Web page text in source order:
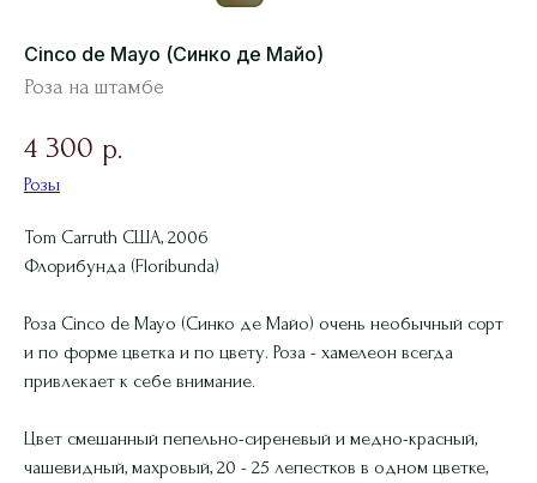
Cinco de Mayo (Синко де Майо)
Роза на штамбе
4 300 р.
Розы
Tom Carruth США, 2006
Флорибунда (Floribunda)
Роза Cinco de Mayo (Синко де Майо) очень необычный сорт
и по форме цветка и по цвету. Роза - хамелеон всегда
привлекает к себе внимание.
Цвет смешанный пепельно-сиреневый и медно-красный,
чашевидный, махровый, 20 - 25 лепестков в одном цветке,